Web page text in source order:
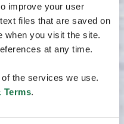
improve your user
files that are saved on
when you visit the site.
at any time.
the services we use.
Terms.